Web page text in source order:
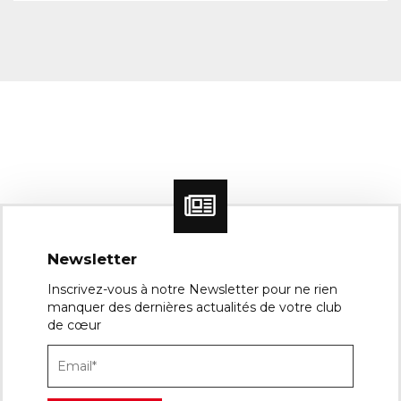
Newsletter
Inscrivez-vous à notre Newsletter pour ne rien
manquer des dernières actualités de votre club
de cœur